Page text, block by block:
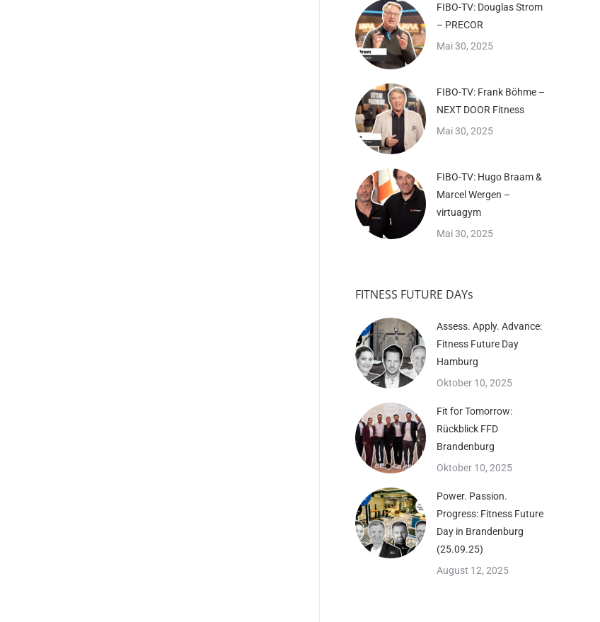
FIBO-TV: Douglas Strom
– PRECOR
Mai 30, 2025
FIBO-TV: Frank Böhme –
NEXT DOOR Fitness
Mai 30, 2025
FIBO-TV: Hugo Braam &
Marcel Wergen –
virtuagym
Mai 30, 2025
FITNESS FUTURE DAYs
Assess. Apply. Advance:
Fitness Future Day
Hamburg
Oktober 10, 2025
Fit for Tomorrow:
Rückblick FFD
Brandenburg
Oktober 10, 2025
Power. Passion.
Progress: Fitness Future
Day in Brandenburg
(25.09.25)
August 12, 2025